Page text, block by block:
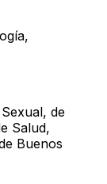
de
Salud,
Buenos